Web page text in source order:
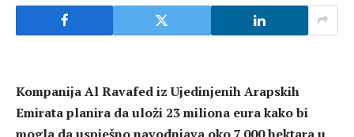
Kompanija Al Ravafed iz Ujedinjenih Arapskih
Emirata planira da uloži 23 miliona eura kako bi